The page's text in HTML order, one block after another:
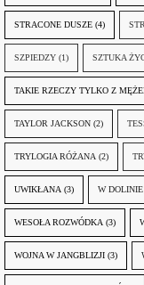
STRACONE DUSZE (4)
SZPIEDZY (1) SZTUKA
TAKIE RZECZY TYLKO Z
TAYLOR JACKSON (2)
TRYLOGIA RÓŻANA (2)
UWIKŁANA (3) W
WESOŁA ROZWÓDKA (3)
WOJNA W JANGBLIZJI (3)